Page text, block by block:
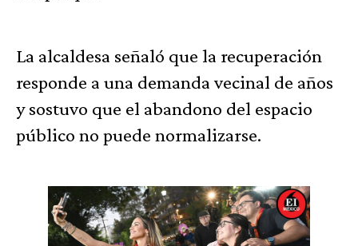
La alcaldesa señaló que la recuperación
responde a una demanda vecinal de años
y sostuvo que el abandono del espacio
público no puede normalizarse.